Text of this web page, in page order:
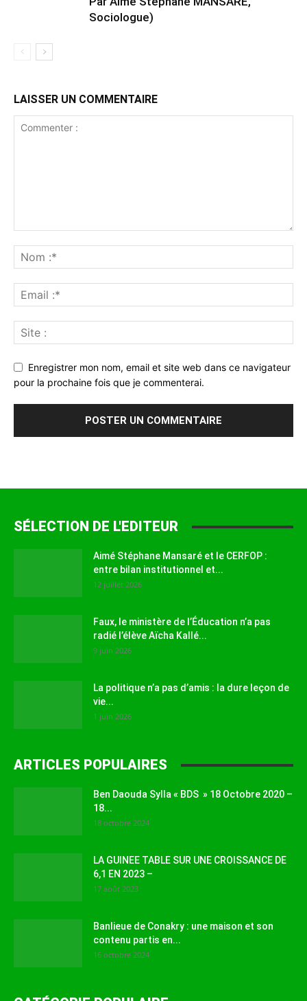
Sociologue)
LAISSER UN COMMENTAIRE
Enregistrer mon nom, email et site web dans ce navigateur
pour la prochaine fois que je commenterai.
SÉLECTION DE L'EDITEUR
Aimé Stéphane Mansaré et le CERFOP :
entre bilan institutionnel et...
12 juillet 2026
Faux, le ministère de l’Éducation n’a pas
radié l’élève Aïcha Kallé...
9 juin 2026
La politique n’a pas d’amis : la dure leçon de
vie...
1 juin 2026
ARTICLES POPULAIRES
Ben Daouda Sylla « BDS » 18 Octobre 2020 –
18...
18 octobre 2024
LA GUINEE TABLE SUR UNE CROISSANCE DE
6,1 EN 2023 –
17 août 2023
Banlieue de Conakry : une maison et son
contenu partis en...
16 octobre 2024